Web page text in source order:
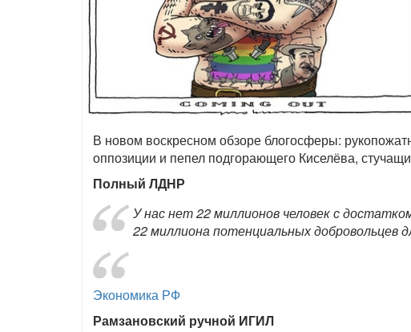
В новом воскресном обзоре блогосферы:
оппозиции и пепел подгорающего Киселёва,
Полный ЛДНР
У нас нет 22 миллионов человек с
22 миллиона потенциальных добровольцев
Экономика РФ
Рамзановский ручной ИГИЛ